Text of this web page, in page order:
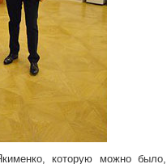
которую можно было,